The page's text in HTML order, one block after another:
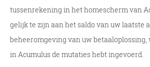
tussenrekening in het homescherm van
gelijk te zijn aan het saldo van uw laatste
beheeromgeving van uw betaaloplossing,
in Acumulus de mutaties hebt ingevoerd.